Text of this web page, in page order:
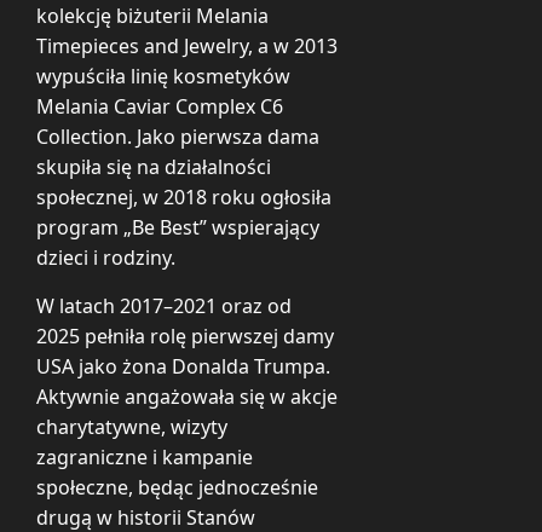
kolekcję biżuterii Melania
Timepieces and Jewelry, a w 2013
wypuściła linię kosmetyków
Melania Caviar Complex C6
Collection. Jako pierwsza dama
skupiła się na działalności
społecznej, w 2018 roku ogłosiła
program „Be Best” wspierający
dzieci i rodziny.
W latach 2017–2021 oraz od
2025 pełniła rolę pierwszej damy
USA jako żona Donalda Trumpa.
Aktywnie angażowała się w akcje
charytatywne, wizyty
zagraniczne i kampanie
społeczne, będąc jednocześnie
drugą w historii Stanów